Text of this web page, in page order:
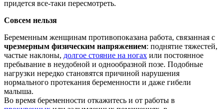
придется все-таки пересмотреть.
Совсем нельзя
Беременным женщинам противопоказана работа, связанная с
чрезмерным физическим напряжением: поднятие тяжестей,
частые наклоны, долгое стояние на ногах или постоянное
пребывание в неудобной и однообразной позе. Подобные
нагрузки нередко становятся причиной нарушения
нормального протекания беременности и даже гибели
малыша.
Во время беременности откажитесь и от работы в